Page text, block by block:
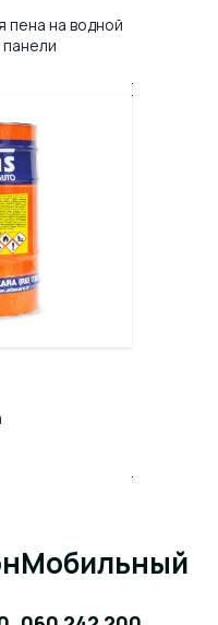
пена на водной
Мобильный